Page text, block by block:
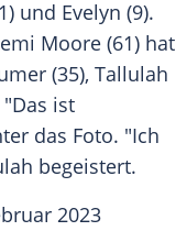
und Evelyn (9).
Moore (61) hat
(35), Tallulah
"Das ist
das Foto. "Ich
begeistert.
2023